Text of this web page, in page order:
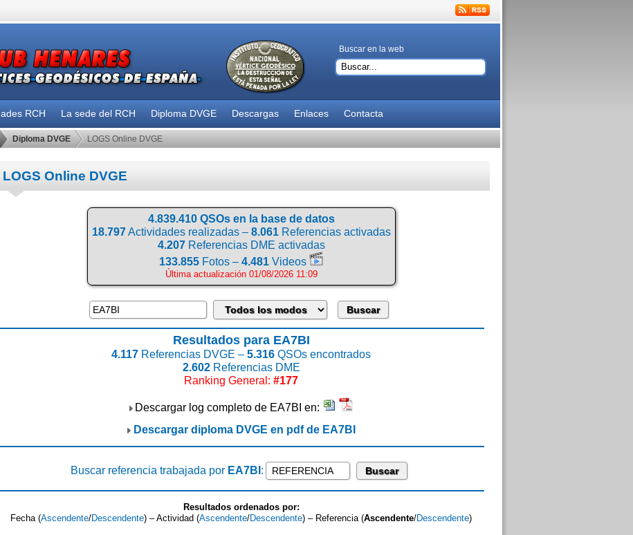
Buscar en la web
RCH La sede del RCH Diploma DVGE Descargas Enlaces Contacta
Diploma DVGE LOGS Online DVGE
LOGS Online DVGE
4.839.410 QSOs en la base de datos
18.797Actividades realizadas – 8.061Referencias activadas
4.207Referencias DME activadas
133.855 Fotos – 4.481 Videos
Última actualización 01/08/2026 11:09
Resultados para EA7BI
4.117 Referencias DVGE – 5.316 QSOs encontrados
2.602Referencias DME
Ranking General: #177
Descargar log completo de EA7BI en:
Descargar diploma DVGE en pdf de EA7BI
Buscar referencia trabajada por EA7BI :
Resultados ordenados por:
Fecha (Ascendente/Descendente) – Actividad (Ascendente/Descendente) – Referencia (Ascendente/Descendente)